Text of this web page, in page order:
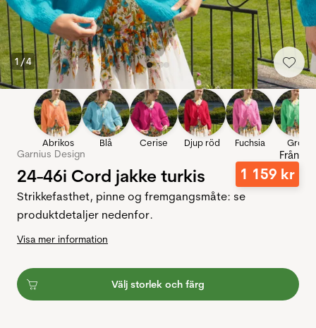
1/4
Abrikos Blå Cerise Djup röd Fuchsia Grön
Garnius Design
24-46i Cord jakke turkis
Från
1 159 kr
Strikkefasthet, pinne og fremgangsmåte: se
produktdetaljer nedenfor.
Visa mer information
Välj storlek och färg